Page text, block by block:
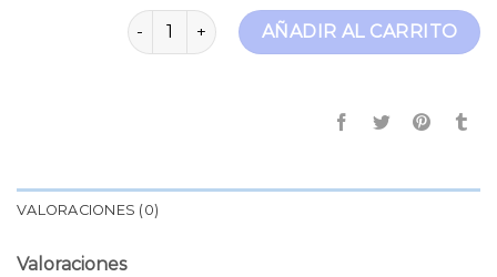
salsa jeans mujer cantidadAÑADIR AL CARRITO
VALORACIONES (0)
Valoraciones